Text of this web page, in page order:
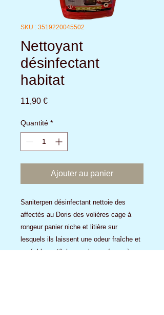
SKU : 3519220045502
Nettoyant
désinfectant
habitat
11,90 €Prix
Quantité *
Ajouter au panier
Saniterpen désinfectant nettoie des
affectés au Doris des volières cage à
rongeur panier niche et litière sur
lesquels ils laissent une odeur fraîche et
agréable ne tâche pas les surfaces il